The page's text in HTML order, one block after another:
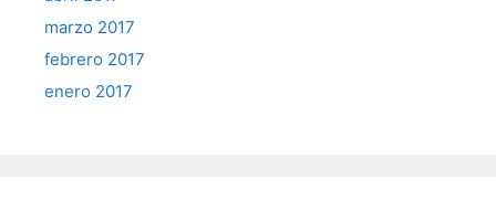
marzo 2017
febrero 2017
enero 2017